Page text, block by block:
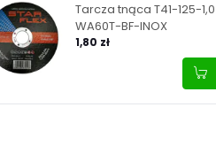
Tarcza tnąca T41-125-1,0
WA60T-BF-INOX
1,80 zł